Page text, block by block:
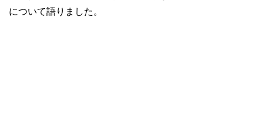
について語りました。